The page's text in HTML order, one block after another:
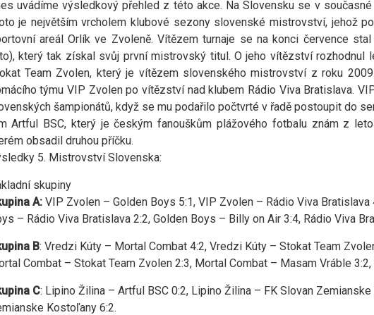
uvádíme výsledkový přehled z této akce. Na Slovensku se v
je největším vrcholem klubové sezony slovenské mistrovství, jehož
areál Orlík ve Zvoleně. Vítězem turnaje se na konci července
který tak získal svůj první mistrovský titul. O jeho vítězství rozhodnul
Team Zvolen, který je vítězem slovenského mistrovství z roku
týmu VIP Zvolen po vítězství nad klubem Rádio Viva Bratislava.
šampionátů, když se mu podařilo počtvrté v řadě postoupit do
Artful BSC, který je českým fanouškům plážového fotbalu znám z
obsadil druhou příčku.
5. Mistrovství Slovenska:
skupiny
A:VIP Zvolen – Golden Boys 5:1, VIP Zvolen – Rádio Viva Bratislava
– Rádio Viva Bratislava 2:2, Golden Boys – Billy on Air 3:4, Rádio Viva
B: Vredzi Kúty – Mortal Combat 4:2, Vredzi Kúty – Stokat Team
Combat – Stokat Team Zvolen 2:3, Mortal Combat – Masam Vráble
C: Lipino Žilina – Artful BSC 0:2, Lipino Žilina – FK Slovan
Kostoľany 6:2.